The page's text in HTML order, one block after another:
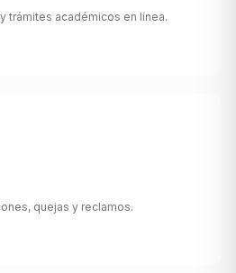
trámites académicos en línea.
quejas y reclamos.